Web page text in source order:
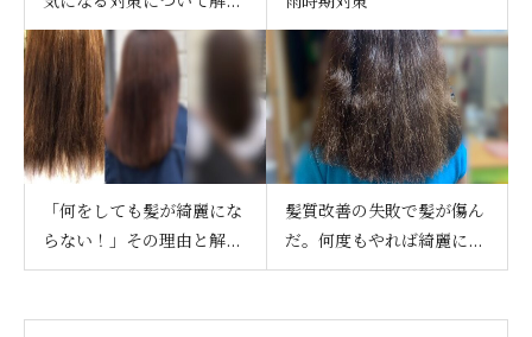
「何をしても髪が綺麗にな
らない！」その理由と解...
髪質改善の失敗で髪が傷ん
だ。何度もやれば綺麗に...